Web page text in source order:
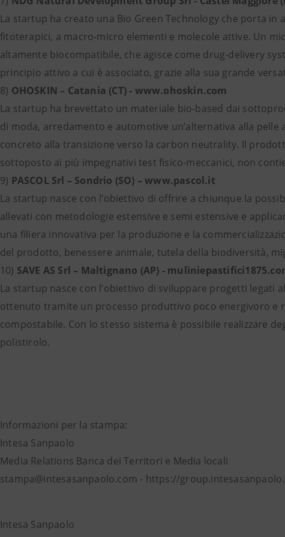
La startup ha creato una Bio Green Technology che porta
fitoterapici, a macro-micro elementi e molecole attive. Un
altamente biocompatibile, che agisce come drug-delivery
principio attivo a cui è associato, grazie alla sua grande
8) OHOSKIN – Catania (CT) - www.ohoskin.com
La startup ha brevettato un materiale bio-based dai
di moda, arredamento e automotive un’alternativa alla
concreto alla transizione verso la carbon neutrality. Il
sottoposto ai più impegnativi test fisico-meccanici, non
9) PASCOL Srl – Sondrio (SO) – www.pascol.it
La startup nasce con l’obiettivo di offrire a chiunque la
allevati con metodologie estensive e semi estensive e
una filiera innovativa per la produzione e la
del prodotto, benessere animale, tutela della biodiversità,
10) SAVE AS Srl – Maltignano (AP) -
La startup nasce con l’obiettivo di sviluppare progetti legati
ottenuto tramite un processo produttivo poco energivoro e
compostabile. Con lo stesso sistema è possibile realizzare
polistirolo.
Informazioni per la stampa:
Intesa Sanpaolo
Media Relations Banca dei Territori e Media locali
stampa@intesasanpaolo.com - https://
Intesa Sanpaolo